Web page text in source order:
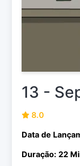
13 -
8.0
Data de
Duração: 22